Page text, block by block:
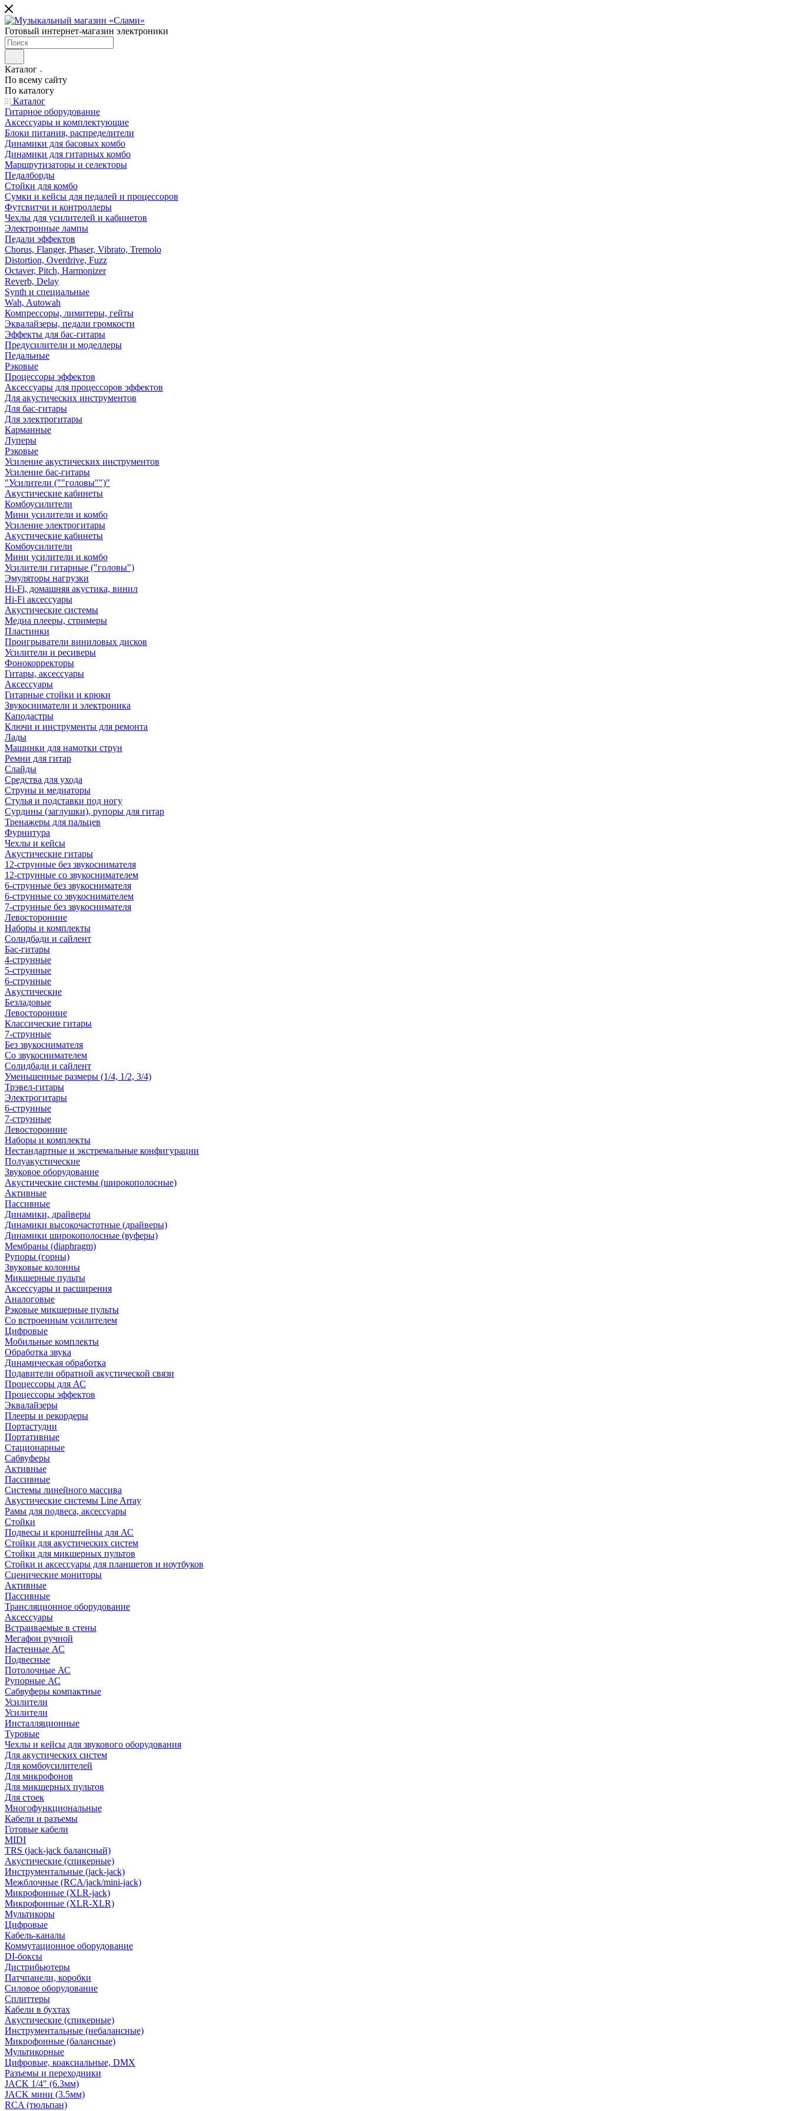
Готовый интернет-магазин электроники
Каталог
По всему сайту
По каталогу
Каталог
Гитарное оборудование
Аксессуары и комплектующие
Блоки питания, распределители
Динамики для басовых комбо
Динамики для гитарных комбо
Маршрутизаторы и селекторы
Педалборды
Стойки для комбо
Сумки и кейсы для педалей и процессоров
Футсвитчи и контроллеры
Чехлы для усилителей и кабинетов
Электронные лампы
Педали эффектов
Chorus, Flanger, Phaser, Vibrato, Tremolo
Distortion, Overdrive, Fuzz
Octaver, Pitch, Harmonizer
Reverb, Delay
Synth и специальные
Wah, Autowah
Компрессоры, лимитеры, гейты
Эквалайзеры, педали громкости
Эффекты для бас-гитары
Предусилители и моделлеры
Педальные
Рэковые
Процессоры эффектов
Аксессуары для процессоров эффектов
Для акустических инструментов
Для бас-гитары
Для электрогитары
Карманные
Луперы
Рэковые
Усиление акустических инструментов
Усиление бас-гитары
"Усилители (""головы"")"
Акустические кабинеты
Комбоусилители
Мини усилители и комбо
Усиление электрогитары
Акустические кабинеты
Комбоусилители
Мини усилители и комбо
Усилители гитарные ("головы")
Эмуляторы нагрузки
Hi-Fi, домашняя акустика, винил
Hi-Fi аксессуары
Акустические системы
Медиа плееры, стримеры
Пластинки
Проигрыватели виниловых дисков
Усилители и ресиверы
Фонокорректоры
Гитары, аксессуары
Аксессуары
Гитарные стойки и крюки
Звукосниматели и электроника
Каподастры
Ключи и инструменты для ремонта
Лады
Машинки для намотки струн
Ремни для гитар
Слайды
Средства для ухода
Струны и медиаторы
Стулья и подставки под ногу
Сурдины (заглушки), рупоры для гитар
Тренажеры для пальцев
Фурнитура
Чехлы и кейсы
Акустические гитары
12-струнные без звукоснимателя
12-струнные со звукоснимателем
6-струнные без звукоснимателя
6-струнные со звукоснимателем
7-струнные без звукоснимателя
Левосторонние
Наборы и комплекты
Солидбади и сайлент
Бас-гитары
4-струнные
5-струнные
6-струнные
Акустические
Безладовые
Левосторонние
Классические гитары
7-струнные
Без звукоснимателя
Со звукоснимателем
Солидбади и сайлент
Уменьшенные размеры (1/4, 1/2, 3/4)
Трэвел-гитары
Электрогитары
6-струнные
7-струнные
Левосторонние
Наборы и комплекты
Нестандартные и экстремальные конфигурации
Полуакустические
Звуковое оборудование
Акустические системы (широкополосные)
Активные
Пассивные
Динамики, драйверы
Динамики высокочастотные (драйверы)
Динамики широкополосные (вуферы)
Мембраны (diaphragm)
Рупоры (горны)
Звуковые колонны
Микшерные пульты
Аксессуары и расширения
Аналоговые
Рэковые микшерные пульты
Со встроенным усилителем
Цифровые
Мобильные комплекты
Обработка звука
Динамическая обработка
Подавители обратной акустической связи
Процессоры для АС
Процессоры эффектов
Эквалайзеры
Плееры и рекордеры
Портастудии
Портативные
Стационарные
Сабвуферы
Активные
Пассивные
Системы линейного массива
Акустические системы Line Array
Рамы для подвеса, аксессуары
Стойки
Подвесы и кронштейны для АС
Стойки для акустических систем
Стойки для микшерных пультов
Стойки и аксессуары для планшетов и ноутбуков
Сценические мониторы
Активные
Пассивные
Трансляционное оборудование
Аксессуары
Встраиваемые в стены
Мегафон ручной
Настенные АС
Подвесные
Потолочные АС
Рупорные АС
Сабвуферы компактные
Усилители
Усилители
Инсталляционные
Туровые
Чехлы и кейсы для звукового оборудования
Для акустических систем
Для комбоусилителей
Для микрофонов
Для микшерных пультов
Для стоек
Многофункциональные
Кабели и разъемы
Готовые кабели
MIDI
TRS (jack-jack балансный)
Акустические (спикерные)
Инструментальные (jack-jack)
Межблочные (RCA/jack/mini-jack)
Микрофонные (XLR-jack)
Микрофонные (XLR-XLR)
Мультикоры
Цифровые
Кабель-каналы
Коммутационное оборудование
DI-боксы
Дистрибьютеры
Патчпанели, коробки
Силовое оборудование
Сплиттеры
Кабели в бухтах
Акустические (спикерные)
Инструментальные (небалансные)
Микрофонные (балансные)
Мультикорные
Цифровые, коаксиальные, DMX
Разъемы и переходники
JACK 1/4" (6.3мм)
JACK мини (3.5мм)
RCA (тюльпан)